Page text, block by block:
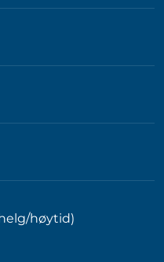
høytid)